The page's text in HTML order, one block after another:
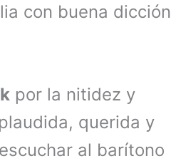
con buena dicción
por la nitidez y
querida y
al barítono